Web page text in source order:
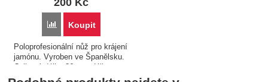
Porovnat
Koupit
Poloprofesionální nůž pro krájení
jamónu. Vyroben ve Španělsku.
Celková délka 36 cm, délka
čepele 24 cm. Nůž je vhodný